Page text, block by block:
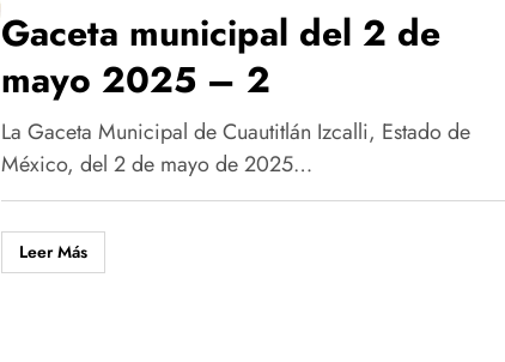
Gaceta municipal del 2 de
mayo 2025 – 2
La Gaceta Municipal de Cuautitlán Izcalli, Estado de
México, del 2 de mayo de 2025…
Leer Más